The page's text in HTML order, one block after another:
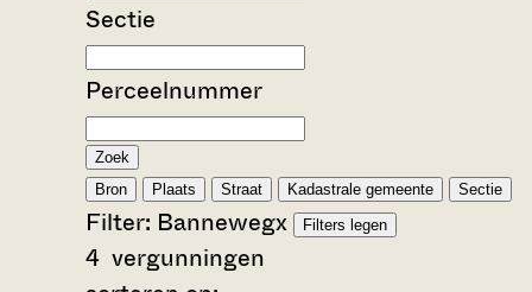
Sectie
Perceelnummer
Zoek
Bron
Plaats Straat Kadastrale gemeente Sectie
Filter: Bannewegx Filters legen
4 vergunningen